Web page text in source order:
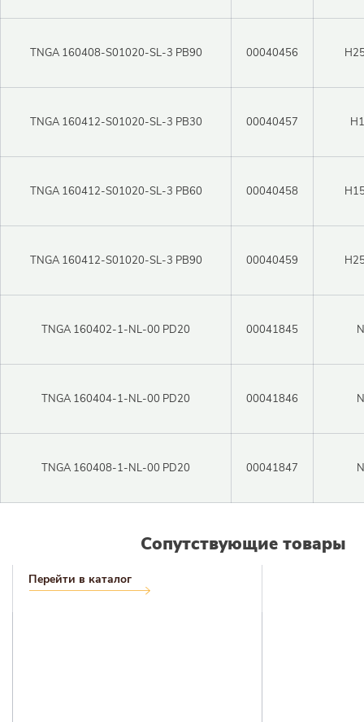
TNGA 160408-S01020-SL-3 PB90 00040456
TNGA 160412-S01020-SL-3 PB30 00040457
TNGA 160412-S01020-SL-3 PB60 00040458
TNGA 160412-S01020-SL-3 PB90 00040459
TNGA 160402-1-NL-00 PD20 00041845 N
TNGA 160404-1-NL-00 PD20 00041846 N
TNGA 160408-1-NL-00 PD20 00041847 N
Перейти в каталог
Сопутствующие товары
Авторизация
Регистрация
Закрыть
Логин
Пароль